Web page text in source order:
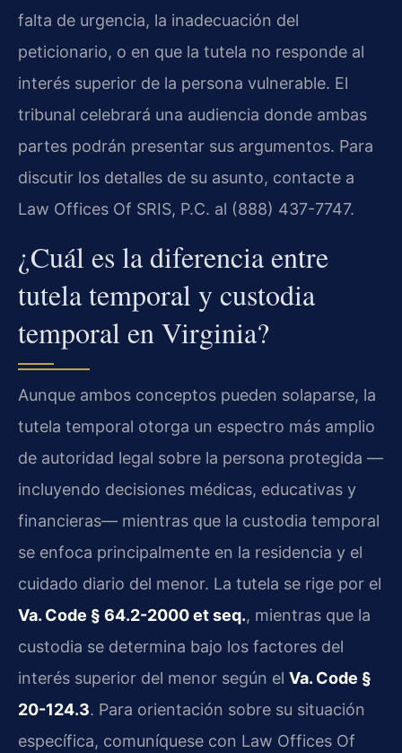
falta de urgencia, la inadecuación del
peticionario, o en que la tutela no responde al
interés superior de la persona vulnerable. El
tribunal celebrará una audiencia donde ambas
partes podrán presentar sus argumentos. Para
discutir los detalles de su asunto, contacte a
Law Offices Of SRIS, P.C. al (888) 437-7747.
¿Cuál es la diferencia entre
tutela temporal y custodia
temporal en Virginia?
Aunque ambos conceptos pueden solaparse, la
tutela temporal otorga un espectro más amplio
de autoridad legal sobre la persona protegida —
incluyendo decisiones médicas, educativas y
financieras— mientras que la custodia temporal
se enfoca principalmente en la residencia y el
cuidado diario del menor. La tutela se rige por el
Va. Code § 64.2-2000 et seq., mientras que la
custodia se determina bajo los factores del
interés superior del menor según el Va. Code §
20-124.3. Para orientación sobre su situación
específica, comuníquese con Law Offices Of